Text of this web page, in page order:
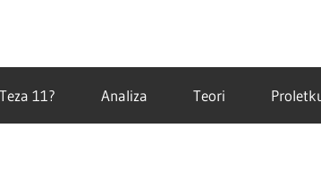
11? Analiza Teori